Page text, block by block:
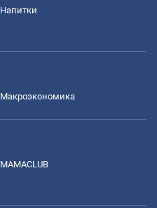
Напитки
Mакроэкономика
MAMACLUB